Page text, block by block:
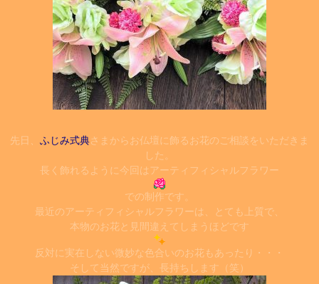
先日、 ふじみ式典さまからお仏壇に飾るお花のご相談をいただきま
した。
長く飾れるように今回はアーティフィシャルフラワー
での制作です。
最近のアーティフィシャルフラワーは、とても上質で、
本物のお花と見間違えてしまうほどです
反対に実在しない微妙な色合いのお花もあったり・・・
そして当然ですが、長持ちします（笑）